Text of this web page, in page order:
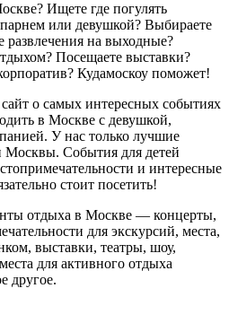
Ищете где погулять
парнем или девушкой? Выбираете
развлечения на выходные?
Посещаете выставки?
Кудамоскоу поможет!
о самых интересных событиях
в Москве с девушкой,
У нас только лучшие
Москвы. События для детей
и интересные
стоит посетить!
отдыха в Москве — концерты,
для экскурсий, места,
выставки, театры, шоу,
для активного отдыха
другое.